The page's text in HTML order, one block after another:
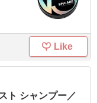
Like
ト シャンプー／